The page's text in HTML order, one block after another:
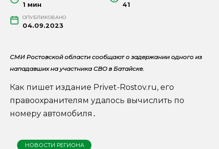
1 мин 41
ОПУБЛИКОВАНО
04.09.2023
СМИ Ростовской области сообщают о задержании одного из
нападавших на участника СВО в Батайске.
Как пишет издание Privet-Rostov.ru, его
правоохранителям удалось вычислить по
номеру автомобиля․
НОВОСТИ РЕГИОНА